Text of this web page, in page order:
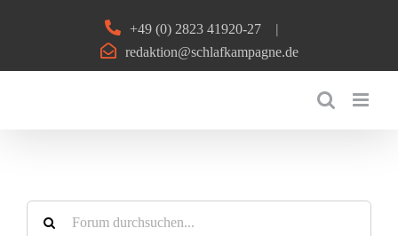
+49 (0) 2823 41920-27
|
redaktion@schlafkampagne.de